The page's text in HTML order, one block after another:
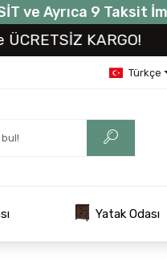
ve Ayrıca 9 Taksit
KARGO! Tüm
Türkçe
Yatak Odası